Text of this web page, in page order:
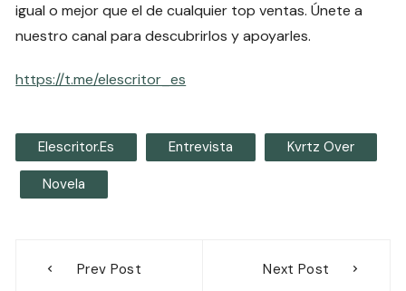
igual o mejor que el de cualquier top ventas. Únete a
nuestro canal para descubrirlos y apoyarles.
https://t.me/elescritor_es
Elescritor.es Entrevista Kvrtz Over
Novela
Prev Post Next Post